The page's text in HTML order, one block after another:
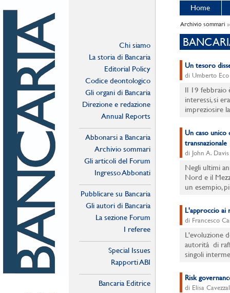
Chi siamo
La storia di Bancaria
Editorial Policy
Codice deontologico
Gli organi di Bancaria
Direzione e redazione
Annual Reports
Abbonarsi a Bancaria
Archivio sommari
Gli articoli del Forum
Ingresso Abbonati
Pubblicare su Bancaria
Gli autori di Bancaria
La sezione Forum
I referee
Special Issues
Rapporti ABI
Bancaria Editrice
Home
Archivio sommari
Un tesoro
di Umberto Eco
Il 19 febbraio
interessi, si
impreziosire
Un caso unico
transnazionale
di John A. Davis
Negli ultimi
Nord e il
un esempio,
L'approccio ai
di Francesco
L'evoluzione
autorità di
singoli
Risk
di Elisa